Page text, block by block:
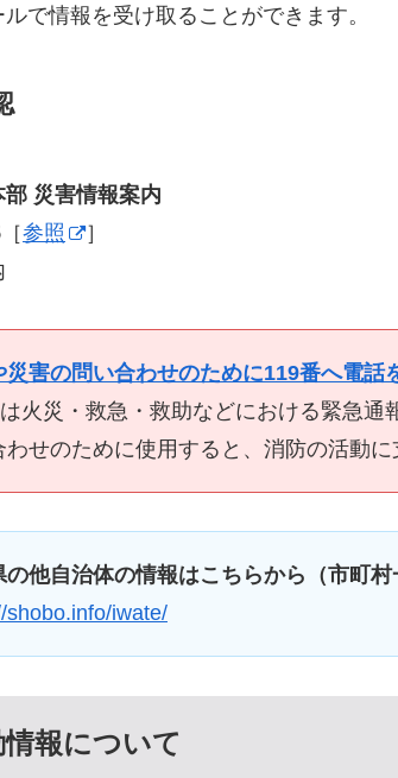
で情報を受け取ることができます。
災害情報案内
［参照
］
災害の問い合わせのために119番へ電話
火災・救急・救助などにおける緊急通
わせのために使用すると、消防の活動に
の他自治体の情報はこちらから（市町村
shobo.info/iwate/
報について